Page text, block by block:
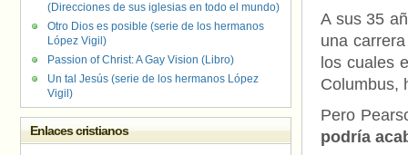
A sus 35
una
los cuales
Columbus,
Pero
podría
(Direcciones de sus iglesias en todo el mundo)
Otro Dios es posible (serie de los hermanos
López Vigil)
Passion of Christ: A Gay Vision (Libro)
Un tal Jesús (serie de los hermanos López
Vigil)
Enlaces cristianos